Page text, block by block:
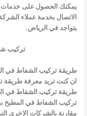
يمكنك الحصول على
الاتصال بخدمة عملاء
يتواجد في الرياض.
تركيب
طريقة تركيب الشفاط في
ان كنت تريد معرفة طريقة
طريقة تركيب الشفاط في
تركيب الشفاط في المطبخ
مقارنة بالشركات الاخري